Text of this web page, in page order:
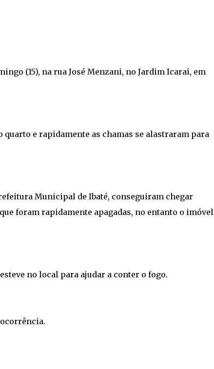
(15), na rua José Menzani, no Jardim Icarai, em
e rapidamente as chamas se alastraram para
Municipal de Ibaté, conseguiram chegar
foram rapidamente apagadas, no entanto o imóvel
no local para ajudar a conter o fogo.